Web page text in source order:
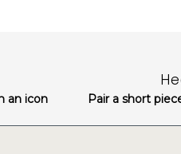
an icon Pair a short